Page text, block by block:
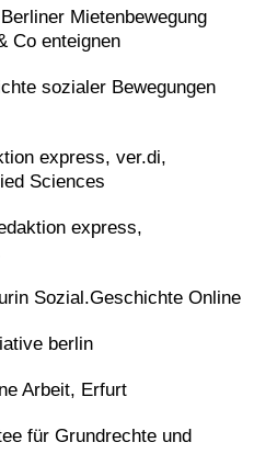
Mietenbewegung
Co enteignen
sozialer Bewegungen
express, ver.di,
Sciences
express,
Sozial.Geschichte Online
berlin
Arbeit, Erfurt
für Grundrechte und